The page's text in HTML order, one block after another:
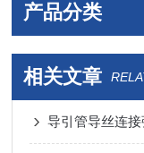
产品分类
相关文章
导引管导丝连